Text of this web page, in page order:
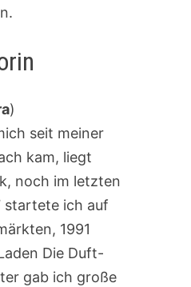
)
seit meiner
kam, liegt
noch im letzten
startete ich auf
1991
Die Duft-
gab ich große